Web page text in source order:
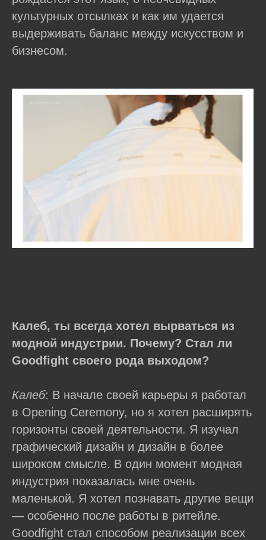
культурных отсылках и как им удается
выдерживать баланс между искусством и
бизнесом.
Калеб, ты всегда хотел вырваться из
модной индустрии. Почему? Стал ли
Goodfight своего рода выходом?
Калеб: В начале своей карьеры я работал
в Opening Ceremony, но я хотел расширять
горизонты своей деятельности. Я изучал
графический дизайн и дизайн в более
широком смысле. В один момент модная
индустрия показалась мне очень
маленькой. Я хотел познавать другие вещи
— особенно после работы в ритейле.
Goodfight стал способом реализации всех